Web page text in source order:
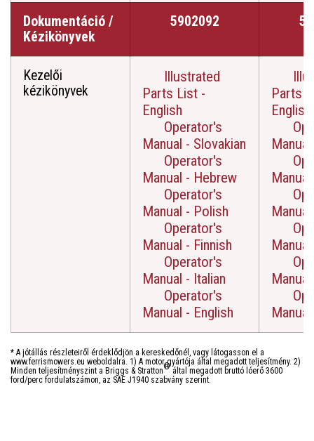
Dokumentáció /
Kézikönyvek
5902092
Kezelői
kézikönyvek
Illustrated
Parts List -
English
Operator's
Manual - Slovakian
Operator's
Manual - Hebrew
Operator's
Manual - Polish
Operator's
Manual - Finnish
Operator's
Manual - Italian
Operator's
Manual - English
Parts
English
* A jótállás részleteiről érdeklődjön a kereskedőnél, vagy látogasson el a
www.ferrismowers.eu weboldalra. 1) A motor gyártója által megadott teljesítmény. 2)
Minden teljesítményszint a Briggs & Stratton® által megadott bruttó lóerő 3600
ford/perc fordulatszámon, az SAE J1940 szabvány szerint.